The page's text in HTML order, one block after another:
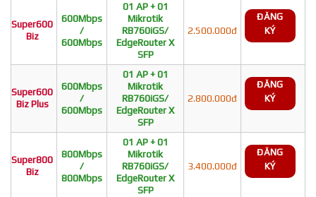
Super600
Biz
600Mbps
/
600Mbps
01 AP + 01
Mikrotik
RB760iGS/
EdgeRouter X
SFP
2.500.000đ
ĐĂNG
KÝ
Super600
Biz Plus
600Mbps
/
600Mbps
01 AP + 01
Mikrotik
RB760iGS/
EdgeRouter X
SFP
2.800.000đ
ĐĂNG
KÝ
Super800
Biz
800Mbps
/
800Mbps
01 AP + 01
Mikrotik
RB760iGS/
EdgeRouter X
SFP
3.400.000đ
ĐĂNG
KÝ